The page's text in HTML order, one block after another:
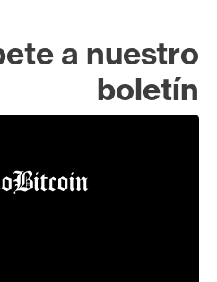
a nuestro
boletín